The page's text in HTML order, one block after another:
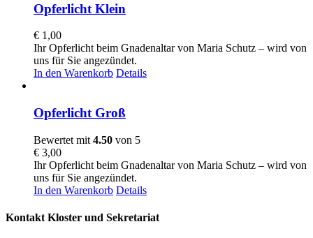
Opferlicht Klein
€ 1,00
Ihr Opferlicht beim Gnadenaltar von Maria Schutz – wird von
uns für Sie angezündet.
In den Warenkorb Details
Opferlicht Groß
Bewertet mit 4.50 von 5
€ 3,00
Ihr Opferlicht beim Gnadenaltar von Maria Schutz – wird von
uns für Sie angezündet.
In den Warenkorb Details
Kontakt Kloster und Sekretariat